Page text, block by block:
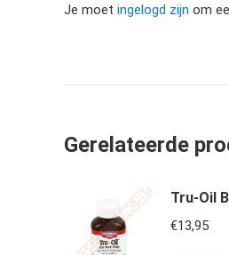
Je moet ingelogd zijn om
Gerelateerde
Tru-Oil
€13,95